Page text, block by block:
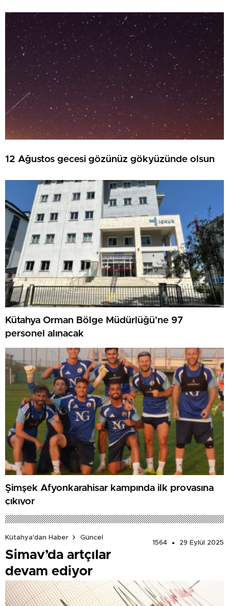
12 Ağustos gecesi gözünüz gökyüzünde olsun
Kütahya Orman Bölge Müdürlüğü’ne 97
personel alınacak
Şimşek Afyonkarahisar kampında ilk provasına
çıkıyor
Kütahya'dan Haber
Güncel
1564
29 Eylül 2025
Simav’da artçılar
devam ediyor